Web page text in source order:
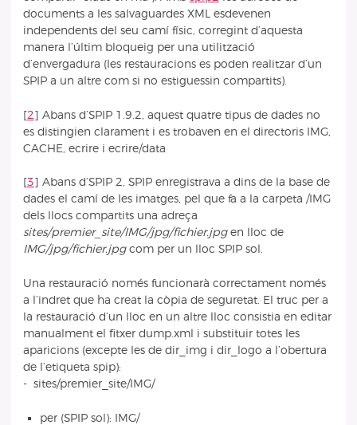
documents a les salvaguardes XML esdevenen
independents del seu camí físic, corregint d’aquesta
manera l’últim bloqueig per una utilització
d’envergadura (les restauracions es poden realitzar d’un
SPIP a un altre com si no estiguessin compartits).
[2 ] Abans d’SPIP 1.9.2, aquest quatre tipus de dades no
es distingien clarament i es trobaven en el directoris IMG,
CACHE, ecrire i ecrire/data
[3] Abans d’SPIP 2, SPIP enregistrava a dins de la base de
dades el camí de les imatges, pel que fa a la carpeta /IMG
dels llocs compartits una adreça
sites/premier_site/IMG/jpg/fichier.jpgen lloc de
IMG/jpg/fichier.jpgcom per un lloc SPIP sol.
Una restauració només funcionarà correctament només
a l’indret que ha creat la còpia de seguretat. El truc per a
la restauració d’un lloc en un altre lloc consistia en editar
manualment el fitxer dump.xml i substituir totes les
aparicions (excepte les de dir_img i dir_logo a l’obertura
de l’etiqueta spip):
- sites/premier_site/IMG/
per (SPIP sol): IMG/